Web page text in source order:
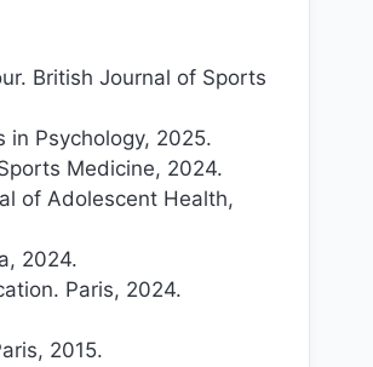
British Journal of Sports
in Psychology, 2025.
Medicine, 2024.
of Adolescent Health,
2024.
Paris, 2024.
2015.